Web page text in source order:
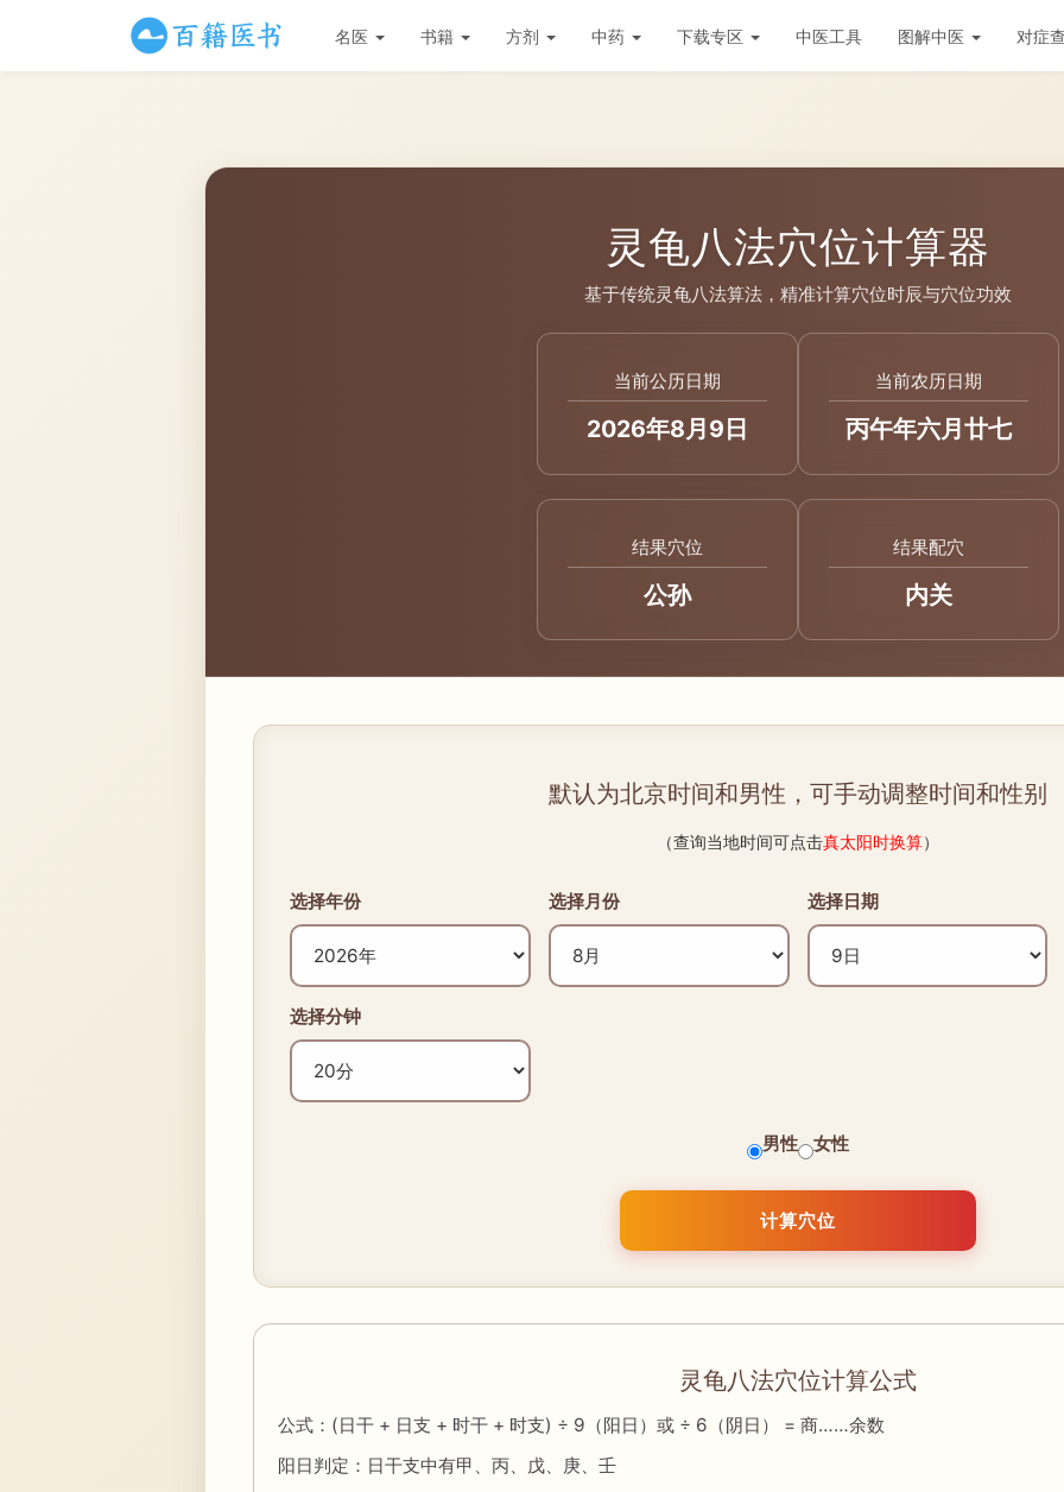
名医 书籍 方剂 中药 下载专区 中医工具 图解中医 对症
灵龟八法穴位计算器
基于传统灵龟八法算法，精准计算穴位时辰与穴位功效
当前公历日期
2026年8月9日
当前农历日期
丙午年六月廿七
结果穴位
公孙
结果配穴
内关
默认为北京时间和男性，可手动调整时间和性别
（查询当地时间可点击真太阳时换算）
选择年份 选择月份 选择日期
选择分钟
男性 女性
计算穴位
灵龟八法穴位计算公式
公式：(日干 + 日支 + 时干 + 时支) ÷ 9（阳日）或 ÷ 6（阴日） = 商……余数
阳日判定：日干支中有甲、丙、戊、庚、壬